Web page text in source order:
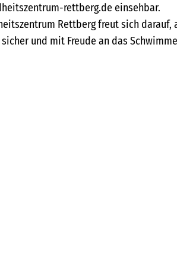
rettberg.de einsehbar.
Rettberg freut sich darauf,
und mit Freude an das